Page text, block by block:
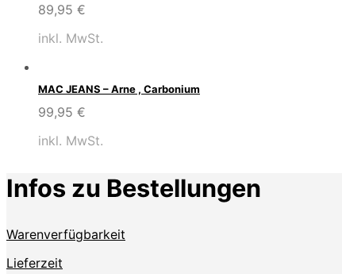
89,95 €
inkl. MwSt.
MAC JEANS – Arne , Carbonium
99,95 €
inkl. MwSt.
Infos zu Bestellungen
Warenverfügbarkeit
Lieferzeit